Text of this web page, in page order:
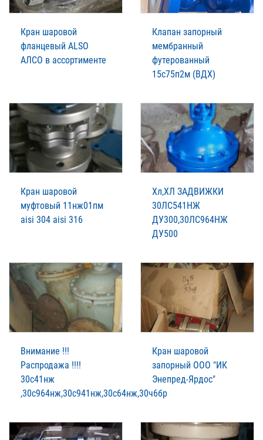
Кран шаровой
фланцевый ALSO
АЛСО в ассортименте
Клапан запорный
мембранный
футерованный
15с75п2м (ВДХ)
Кран шаровой
муфтовый 11нж01пм
aisi 304 aisi 316
Хл,ХЛ ЗАДВИЖКИ
30ЛС541НЖ
ДУ300,30ЛС964НЖ
ДУ500
Внимание !!!
Распродажа !!!!
30с41нж
,30с964нж,30с941нж,30с64нж,30ч6бр
Кран шаровой
запорный ООО "ИК
Энепред-Ярдос"